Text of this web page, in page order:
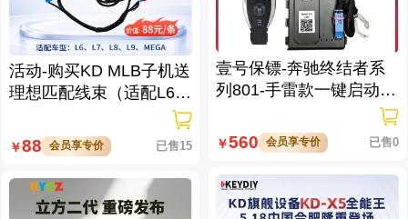
活动-购买KD MLB子机送
理想匹配线束（适配L6/L
￥88 会员享专价 已售15
壹号保镖-奔驰终结者系
列801-手雷款一键启动免
￥560 会员享专价 已售0